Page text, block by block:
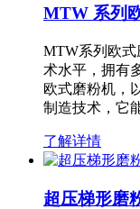
MTW 系列
MTW系列欧
术水平，拥有
欧式磨粉机，
制造技术，它
了解详情
超压梯形磨